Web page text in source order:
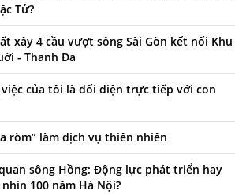
Tử?
xây 4 cầu vượt sông Sài Gòn kết nối Khu
- Thanh Đa
việc của tôi là đối diện trực tiếp với con
ròm” làm dịch vụ thiên nhiên
sông Hồng: Động lực phát triển hay
100 năm Hà Nội?